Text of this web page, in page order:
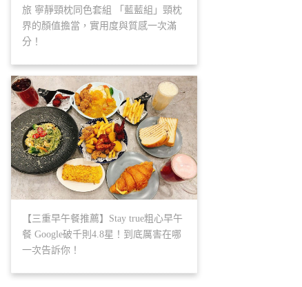
旅 寧靜頸枕同色套組 「藍藍組」頸枕
界的顏值擔當，實用度與質感一次滿
分！
【三重早午餐推薦】Stay true粗心早午
餐 Google破千則4.8星！到底厲害在哪
一次告訴你！